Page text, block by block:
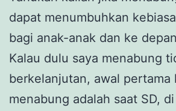
dapat menumbuhkan
bagi anak-anak dan ke
Kalau dulu saya menabung
berkelanjutan, awal pertama
menabung adalah saat SD,